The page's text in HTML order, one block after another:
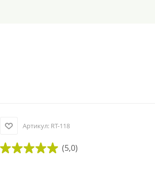
Артикул: RT-118
(5,0)